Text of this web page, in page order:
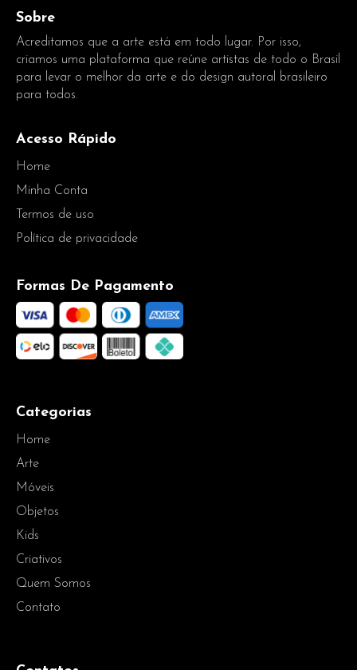
Sobre
Acreditamos que a arte está em todo lugar. Por isso,
criamos uma plataforma que reúne artistas de todo o Brasil
para levar o melhor da arte e do design autoral brasileiro
para todos.
Acesso Rápido
Home
Minha Conta
Termos de uso
Política de privacidade
Formas De Pagamento
Categorias
Home
Arte
Móveis
Objetos
Kids
Criativos
Quem Somos
Contato